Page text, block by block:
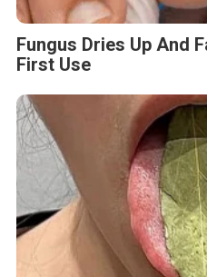
Fungus Dries Up And
First Use